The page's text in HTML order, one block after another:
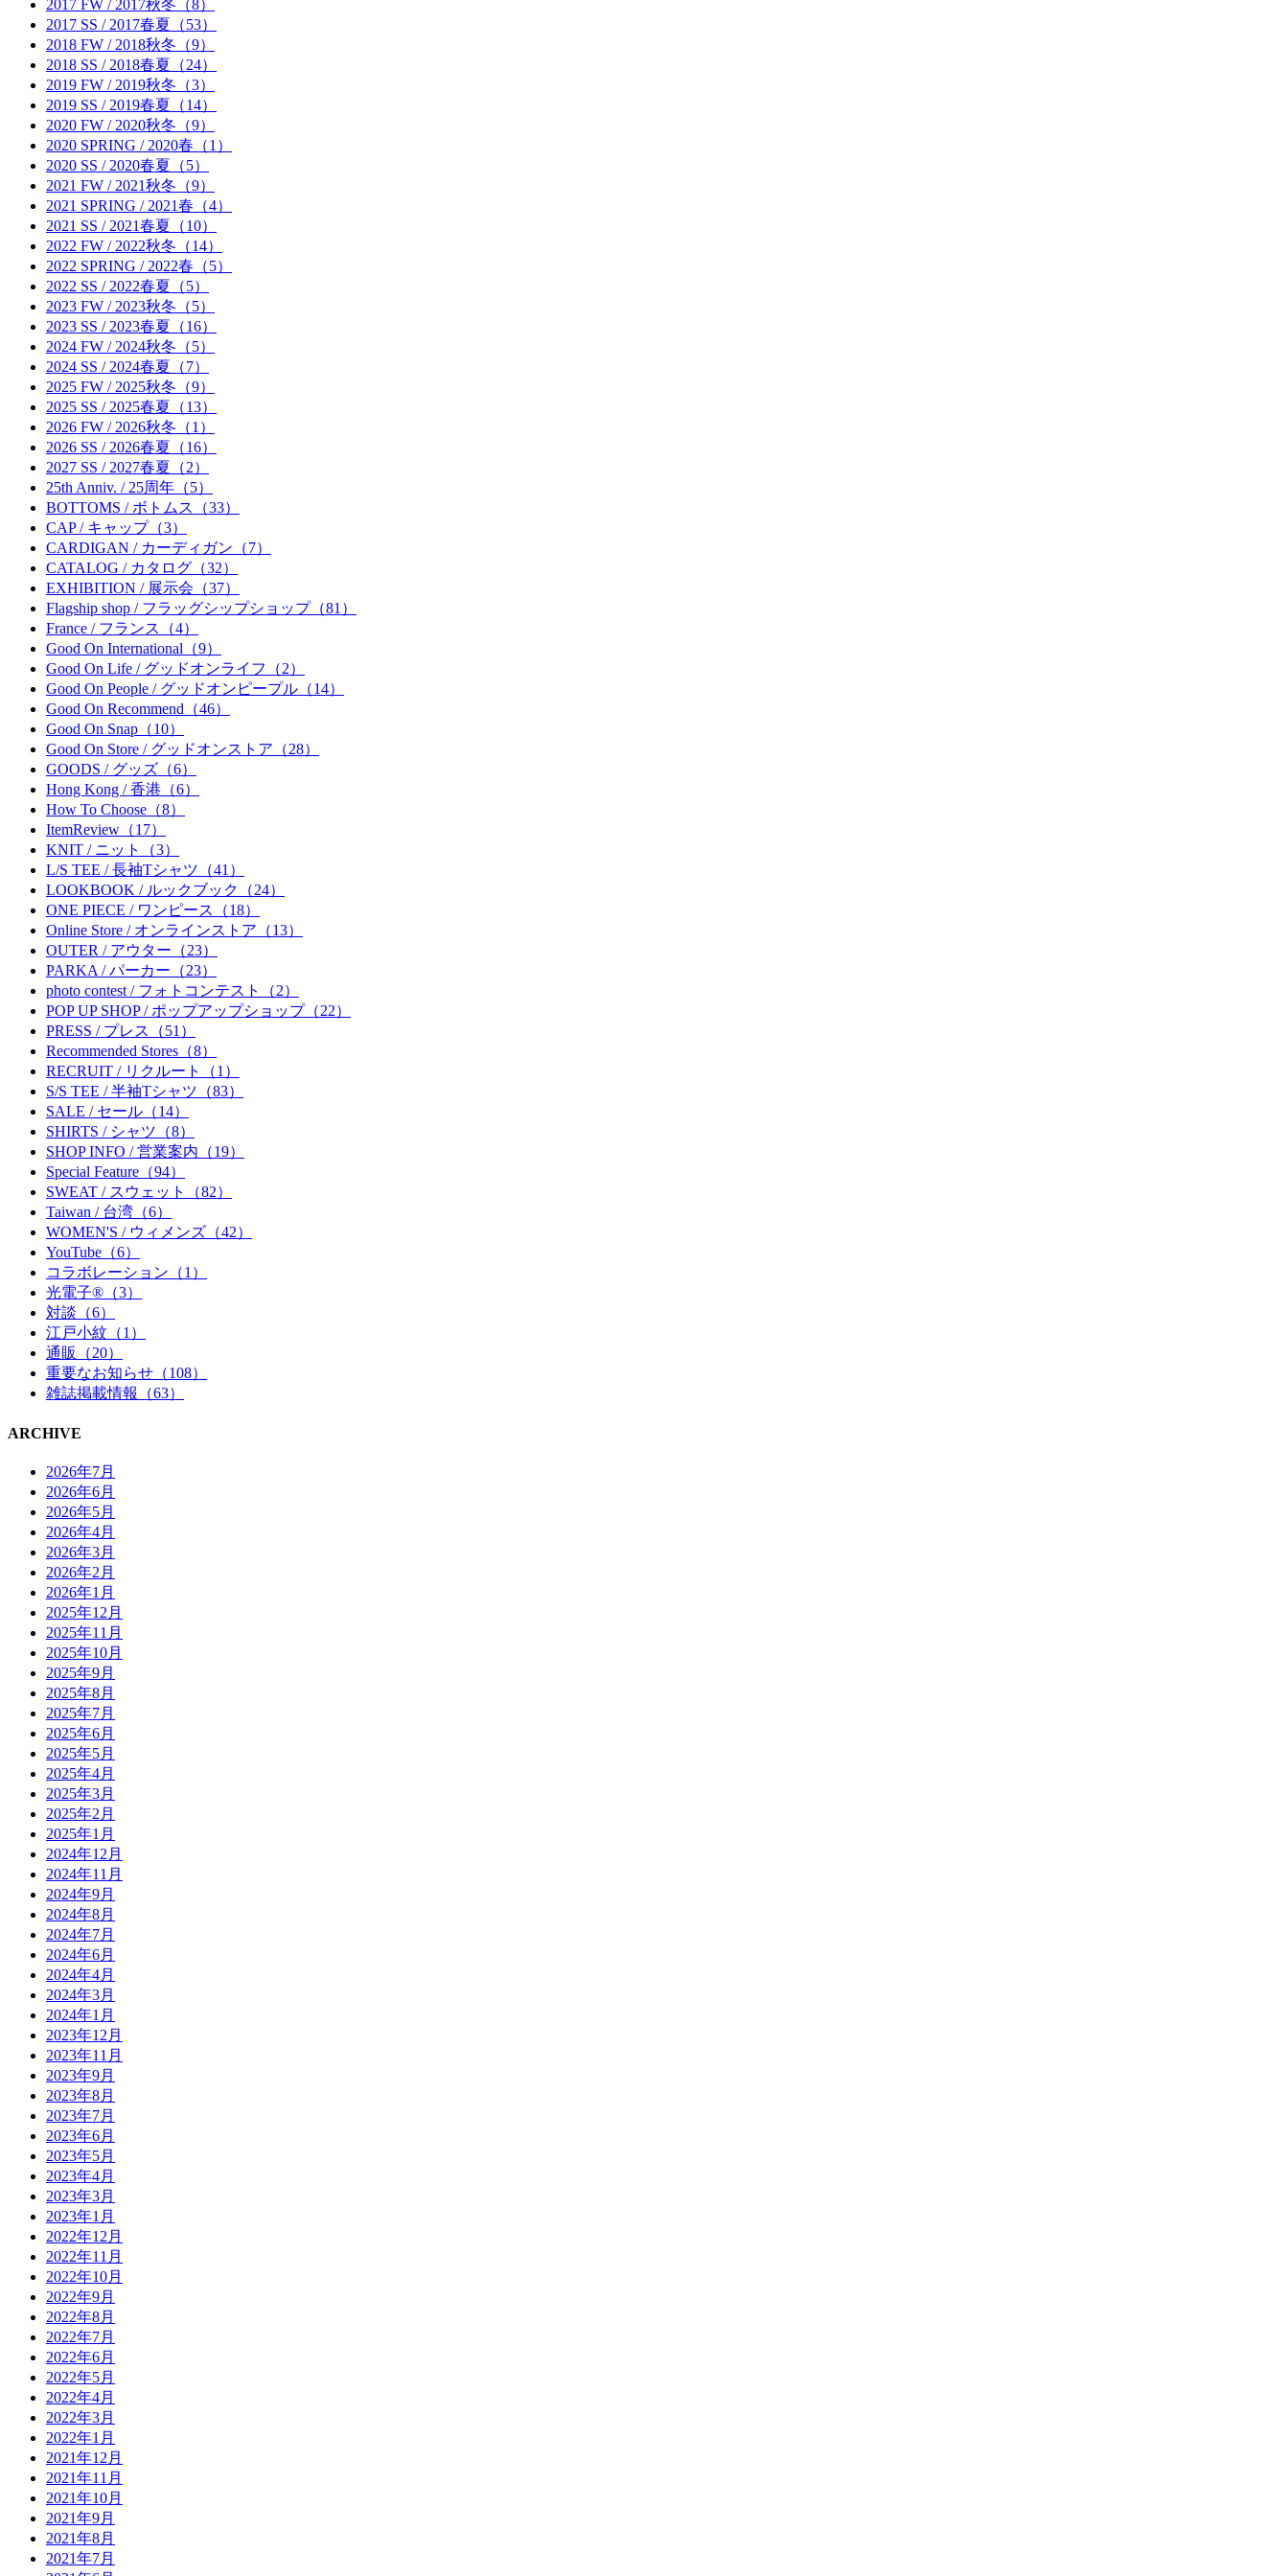
2017 FW / 2017秋冬（8）
2017 SS / 2017春夏（53）
2018 FW / 2018秋冬（9）
2018 SS / 2018春夏（24）
2019 FW / 2019秋冬（3）
2019 SS / 2019春夏（14）
2020 FW / 2020秋冬（9）
2020 SPRING / 2020春（1）
2020 SS / 2020春夏（5）
2021 FW / 2021秋冬（9）
2021 SPRING / 2021春（4）
2021 SS / 2021春夏（10）
2022 FW / 2022秋冬（14）
2022 SPRING / 2022春（5）
2022 SS / 2022春夏（5）
2023 FW / 2023秋冬（5）
2023 SS / 2023春夏（16）
2024 FW / 2024秋冬（5）
2024 SS / 2024春夏（7）
2025 FW / 2025秋冬（9）
2025 SS / 2025春夏（13）
2026 FW / 2026秋冬（1）
2026 SS / 2026春夏（16）
2027 SS / 2027春夏（2）
25th Anniv. / 25周年（5）
BOTTOMS / ボトムス（33）
CAP / キャップ（3）
CARDIGAN / カーディガン（7）
CATALOG / カタログ（32）
EXHIBITION / 展示会（37）
Flagship shop / フラッグシップショップ（81）
France / フランス（4）
Good On International（9）
Good On Life / グッドオンライフ（2）
Good On People / グッドオンピープル（14）
Good On Recommend（46）
Good On Snap（10）
Good On Store / グッドオンストア（28）
GOODS / グッズ（6）
Hong Kong / 香港（6）
How To Choose（8）
ItemReview（17）
KNIT / ニット（3）
L/S TEE / 長袖Tシャツ（41）
LOOKBOOK / ルックブック（24）
ONE PIECE / ワンピース（18）
Online Store / オンラインストア（13）
OUTER / アウター（23）
PARKA / パーカー（23）
photo contest / フォトコンテスト（2）
POP UP SHOP / ポップアップショップ（22）
PRESS / プレス（51）
Recommended Stores（8）
RECRUIT / リクルート（1）
S/S TEE / 半袖Tシャツ（83）
SALE / セール（14）
SHIRTS / シャツ（8）
SHOP INFO / 営業案内（19）
Special Feature（94）
SWEAT / スウェット（82）
Taiwan / 台湾（6）
WOMEN'S / ウィメンズ（42）
YouTube（6）
コラボレーション（1）
光電子®（3）
対談（6）
江戸小紋（1）
通販（20）
重要なお知らせ（108）
雑誌掲載情報（63）
ARCHIVE
2026年7月
2026年6月
2026年5月
2026年4月
2026年3月
2026年2月
2026年1月
2025年12月
2025年11月
2025年10月
2025年9月
2025年8月
2025年7月
2025年6月
2025年5月
2025年4月
2025年3月
2025年2月
2025年1月
2024年12月
2024年11月
2024年9月
2024年8月
2024年7月
2024年6月
2024年4月
2024年3月
2024年1月
2023年12月
2023年11月
2023年9月
2023年8月
2023年7月
2023年6月
2023年5月
2023年4月
2023年3月
2023年1月
2022年12月
2022年11月
2022年10月
2022年9月
2022年8月
2022年7月
2022年6月
2022年5月
2022年4月
2022年3月
2022年1月
2021年12月
2021年11月
2021年10月
2021年9月
2021年8月
2021年7月